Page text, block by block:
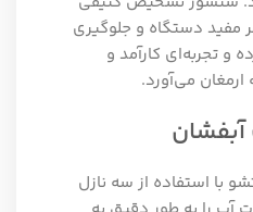
مفید دستگاه و جلوگیری
و تجربه‌ای کارآمد و
می‌آورد.
با استفاده از سه نازل